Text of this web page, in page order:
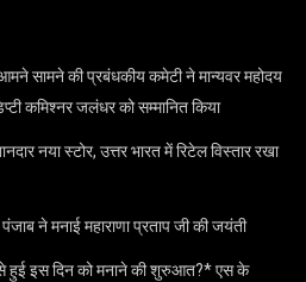
सामने की प्रबंधकीय कमेटी ने मान्यवर महोदय
कमिश्नर जलंधर को सम्मानित किया
नया स्टोर, उत्तर भारत में रिटेल विस्तार रखा
ने मनाई महाराणा प्रताप जी की जयंती
हुई इस दिन को मनाने की शुरुआत?* एस के